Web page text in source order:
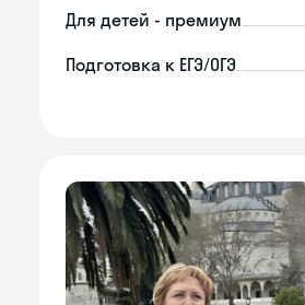
Для детей - премиум
Подготовка к ЕГЭ/ОГЭ